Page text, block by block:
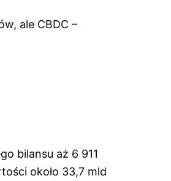
ale CBDC –
bilansu aż 6 911
około 33,7 mld